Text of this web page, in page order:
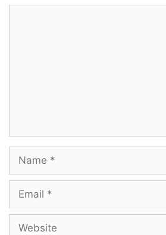
Ada kalaththu Meadum
Chinna Varappa thedum
Andha Velanja Kattukulla Valanji oda
Indha Manasum eangaadhaa